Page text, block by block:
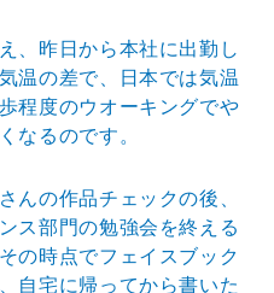
、昨日から本社に出勤し
温の差で、日本では気温
程度のウオーキングでや
なるのです。
んの作品チェックの後、
ス部門の勉強会を終える
の時点でフェイスブック
自宅に帰ってから書いた